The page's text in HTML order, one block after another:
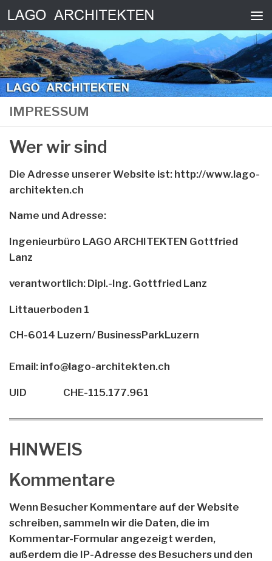
Zum Inhalt springen
IMPRESSUM
Wer wir sind
Die Adresse unserer Website ist: http://www.lago-
architekten.ch
Name und Adresse:
Ingenieurbüro LAGO ARCHITEKTEN Gottfried
Lanz
verantwortlich: Dipl.-Ing. Gottfried Lanz
Littauerboden 1
CH-6014 Luzern/ BusinessParkLuzern
Email: info@lago-architekten.ch
UID CHE-115.177.961
HINWEIS
Kommentare
Wenn Besucher Kommentare auf der Website
schreiben, sammeln wir die Daten, die im
Kommentar-Formular angezeigt werden,
außerdem die IP-Adresse des Besuchers und den